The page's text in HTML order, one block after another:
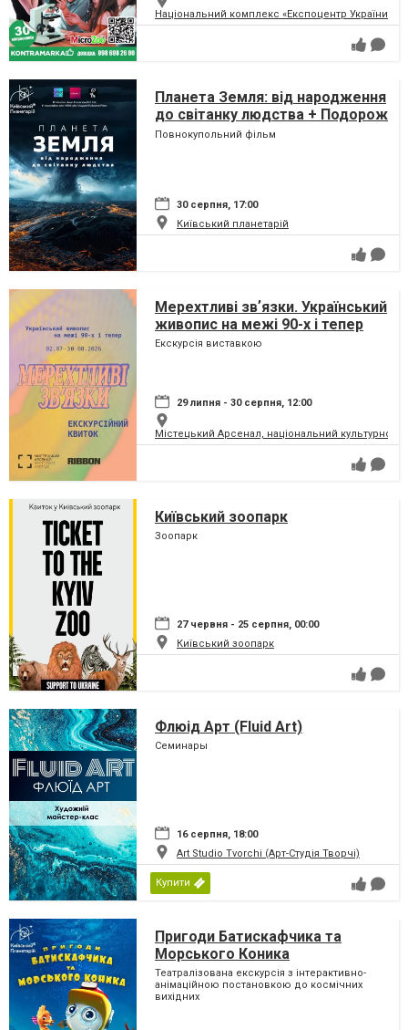
Національний комплекс «Експоцентр України»
Планета Земля: від народження
до світанку людства + Подорож
сузір'ями (класична програма)
Повнокупольний фільм
30 серпня, 17:00
Київський планетарій
Мерехтливі звʼязки. Український
живопис на межі 90-х і тепер
Екскурсія виставкою
29 липня - 30 серпня, 12:00
Містецький Арсенал, національний культурно-
Київський зоопарк
Зоопарк
27 червня - 25 серпня, 00:00
Київський зоопарк
Флюід Арт (Fluid Art)
Семинары
16 серпня, 18:00
Art Studio Tvorchi (Арт-Студія Творчі)
Купити
Пригоди Батискафчика та
Морського Коника
Театралізована екскурсія з інтерактивно-
анімаційною постановкою до космічних
вихідних